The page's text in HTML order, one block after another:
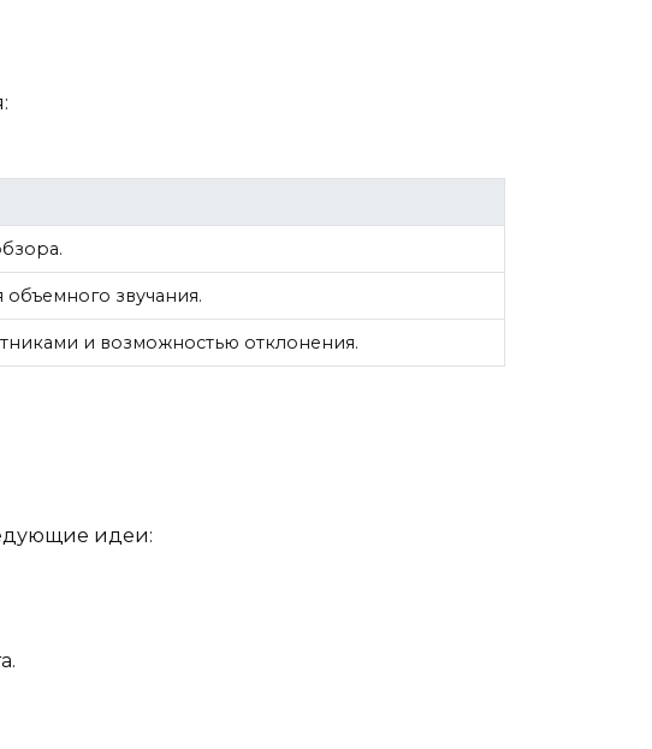
звучания.
и возможностью отклонения.
идеи: